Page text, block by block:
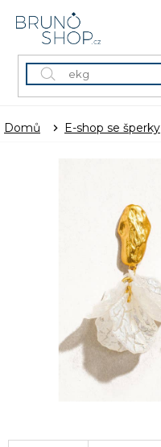
Domů E-shop se šperky